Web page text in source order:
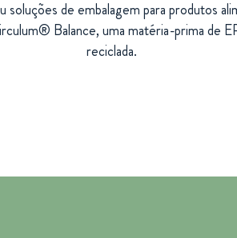
soluções de embalagem para produtos
Balance, uma matéria-prima de
reciclada.